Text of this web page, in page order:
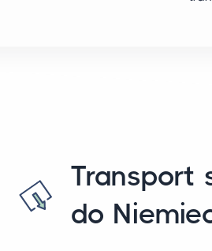
Transport
do